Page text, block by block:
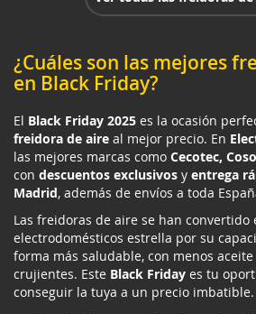
¿Cuáles son las mejores
en Black Friday?
El Black Friday 2025 es la ocasión
freidora de aire al mejor precio. En
las mejores marcas como Cecotec,
con descuentos exclusivos y entrega
Madrid, además de envíos a toda
Las freidoras de aire se han convertido
electrodomésticos estrella por su
forma más saludable, con menos
crujientes. Este Black Friday es tu
conseguir la tuya a un precio imbatible.